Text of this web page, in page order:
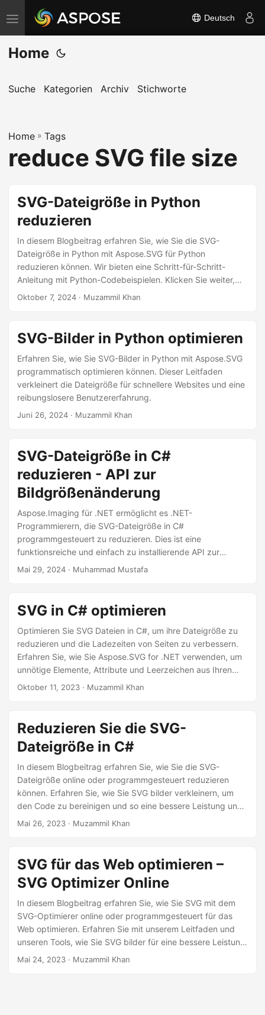
N
a
v
g
i
o
n
m
Deutsch
Home
Suche Kategorien Archiv Stichworte
Home » Tags
reduce SVG file size
SVG-Dateigröße in Python
reduzieren
In diesem Blogbeitrag erfahren Sie, wie Sie die SVG-
Dateigröße in Python mit Aspose.SVG für Python
reduzieren können. Wir bieten eine Schritt-für-Schritt-
Anleitung mit Python-Codebeispielen. Klicken Sie weiter,
um Ihre Fähigkeiten zu verbessern!
Oktober 7, 2024 · Muzammil Khan
SVG-Bilder in Python optimieren
Erfahren Sie, wie Sie SVG-Bilder in Python mit Aspose.SVG
programmatisch optimieren können. Dieser Leitfaden
verkleinert die Dateigröße für schnellere Websites und eine
reibungslosere Benutzererfahrung.
Juni 26, 2024 · Muzammil Khan
SVG-Dateigröße in C#
reduzieren - API zur
Bildgrößenänderung
Aspose.Imaging für .NET ermöglicht es .NET-
Programmierern, die SVG-Dateigröße in C#
programmgesteuert zu reduzieren. Dies ist eine
funktionsreiche und einfach zu installierende API zur
Bildgrößenänderung.
Mai 29, 2024 · Muhammad Mustafa
SVG in C# optimieren
Optimieren Sie SVG Dateien in C#, um ihre Dateigröße zu
reduzieren und die Ladezeiten von Seiten zu verbessern.
Erfahren Sie, wie Sie Aspose.SVG for .NET verwenden, um
unnötige Elemente, Attribute und Leerzeichen aus Ihren
SVGs zu entfernen.
Oktober 11, 2023 · Muzammil Khan
Reduzieren Sie die SVG-
Dateigröße in C#
In diesem Blogbeitrag erfahren Sie, wie Sie die SVG-
Dateigröße online oder programmgesteuert reduzieren
können. Erfahren Sie, wie Sie SVG bilder verkleinern, um
den Code zu bereinigen und so eine bessere Leistung und
höhere Suchrankings zu erzielen.
Mai 26, 2023 · Muzammil Khan
SVG für das Web optimieren –
SVG Optimizer Online
In diesem Blogbeitrag erfahren Sie, wie Sie SVG mit dem
SVG-Optimierer online oder programmgesteuert für das
Web optimieren. Erfahren Sie mit unserem Leitfaden und
unseren Tools, wie Sie SVG bilder für eine bessere Leistung
und höhere Suchrankings verkleinern!
Mai 24, 2023 · Muzammil Khan